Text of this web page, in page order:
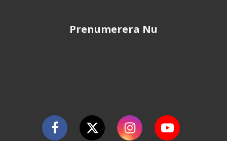
Prenumerera Nu